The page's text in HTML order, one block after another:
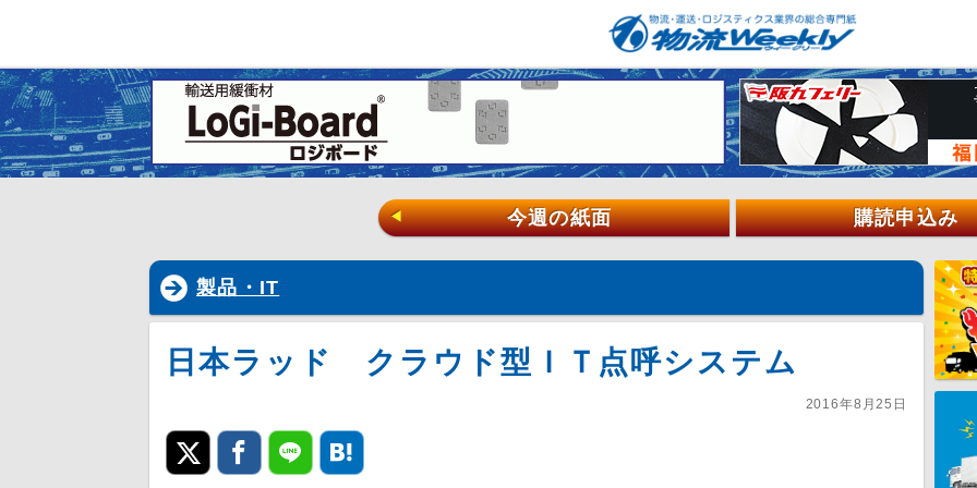
◀ 今週の紙面 購読申込み
製品・IT
日本ラッド クラウド型ＩＴ点呼システム
2016年8月25日